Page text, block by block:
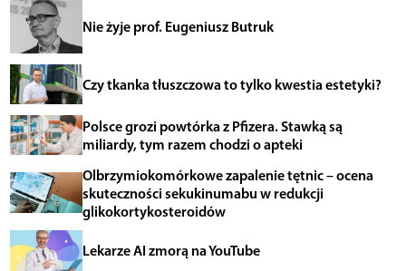
Nie żyje prof. Eugeniusz Butruk
Czy tkanka tłuszczowa to tylko kwestia estetyki?
Polsce grozi powtórka z Pfizera. Stawką są
miliardy, tym razem chodzi o apteki
Olbrzymiokomórkowe zapalenie tętnic – ocena
skuteczności sekukinumabu w redukcji
glikokortykosteroidów
Lekarze AI zmorą na YouTube